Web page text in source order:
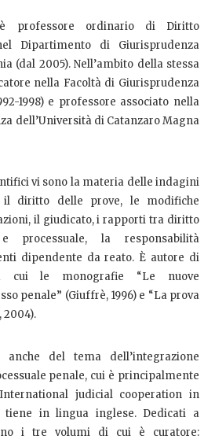
professore ordinario di Diritto
Dipartimento di Giurisprudenza
(dal 2005). Nell’ambito della stessa
nella Facoltà di Giurisprudenza
1998) e professore associato nella
dell’Università di Catanzaro Magna
vi sono la materia delle indagini
il diritto delle prove, le modifiche
il giudicato, i rapporti tra diritto
processuale, la responsabilità
dipendente da reato. È autore di
cui le monografie “Le nuove
penale” (Giuffrè, 1996) e “La prova
2004).
del tema dell’integrazione
penale, cui è principalmente
judicial cooperation in
tiene in lingua inglese. Dedicati a
i tre volumi di cui è curatore: